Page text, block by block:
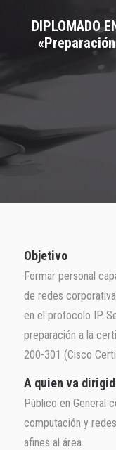
DIPLOMADO
Objetivo
Formar personal
de redes
en el protocolo IP.
preparación a la
200-301 (Cisco
A quien va
Público en General
computación y
afines al área.